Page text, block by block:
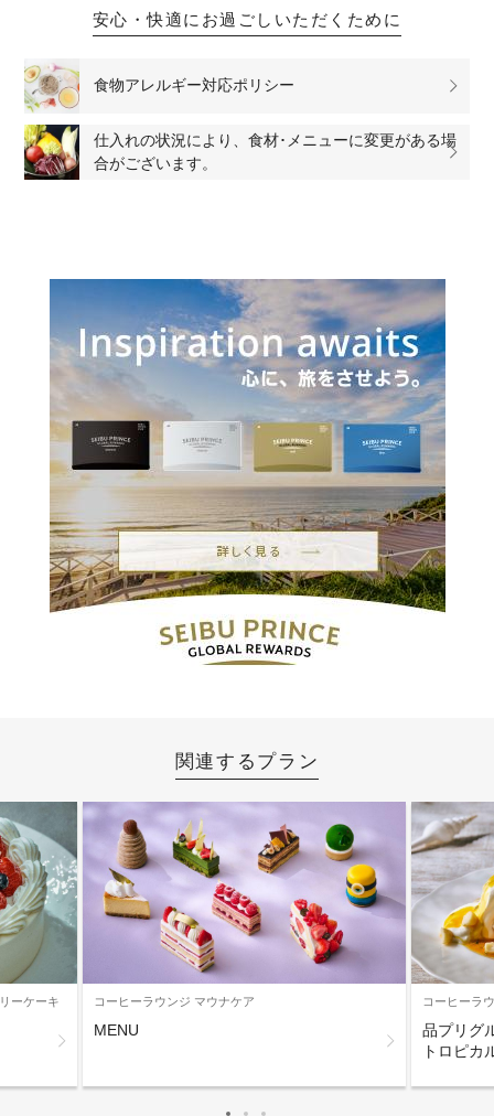
安心・快適にお過ごしいただくために
食物アレルギー対応ポリシー
仕入れの状況により、食材･メニューに変更がある場
合がございます。
関連するプラン
ーケーキ コーヒーラウンジ マウナケア
MENU
コーヒーラ
品プリグ
トロピカ